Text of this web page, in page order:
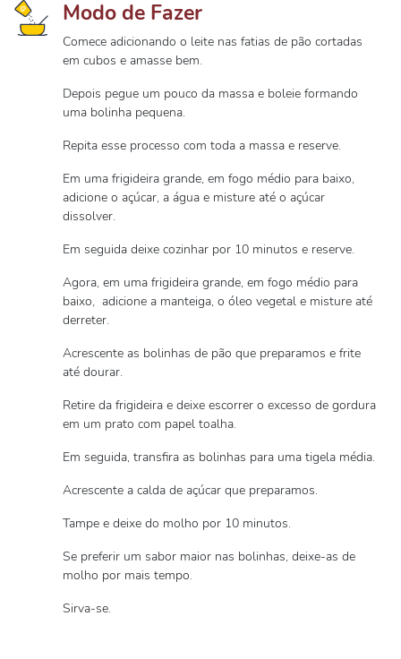
Modo de Fazer
Comece adicionando o leite nas fatias de pão cortadas
em cubos e amasse bem.
Depois pegue um pouco da massa e boleie formando
uma bolinha pequena.
Repita esse processo com toda a massa e reserve.
Em uma frigideira grande, em fogo médio para baixo,
adicione o açúcar, a água e misture até o açúcar
dissolver.
Em seguida deixe cozinhar por 10 minutos e reserve.
Agora, em uma frigideira grande, em fogo médio para
baixo, adicione a manteiga, o óleo vegetal e misture até
derreter.
Acrescente as bolinhas de pão que preparamos e frite
até dourar.
Retire da frigideira e deixe escorrer o excesso de gordura
em um prato com papel toalha.
Em seguida, transfira as bolinhas para uma tigela média.
Acrescente a calda de açúcar que preparamos.
Tampe e deixe do molho por 10 minutos.
Se preferir um sabor maior nas bolinhas, deixe-as de
molho por mais tempo.
Sirva-se.